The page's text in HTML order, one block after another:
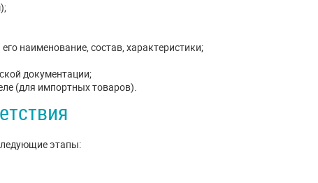
наименование, состав, характеристики;
документации;
(для импортных товаров).
этапы: